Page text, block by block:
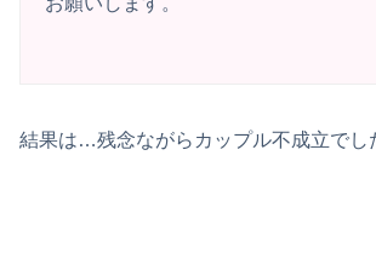
結果は…残念ながらカップル不成立でし